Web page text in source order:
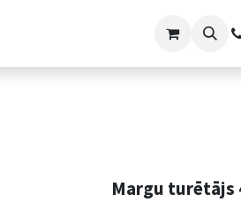
Margu turētājs